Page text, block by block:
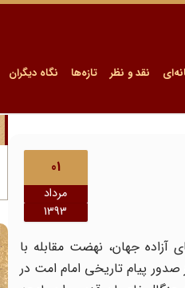
نقد و نظر تازه‌ها نگاه دیگران
01
مرداد
1393
آزاده جهان، نهضت مقابله با
پیام تاریخی امام امت در